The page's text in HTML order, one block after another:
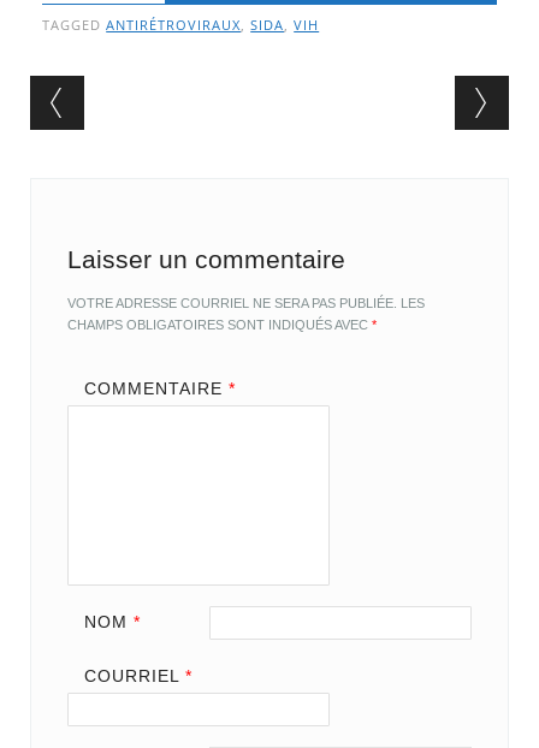
TAGGEDANTIRÉTROVIRAUX,SIDA,VIH
Post navigation
Laisser un commentaire
VOTRE ADRESSE COURRIEL NE SERA PAS PUBLIÉE. LES
CHAMPS OBLIGATOIRES SONT INDIQUÉS AVEC*
COMMENTAIRE *
NOM *
COURRIEL *